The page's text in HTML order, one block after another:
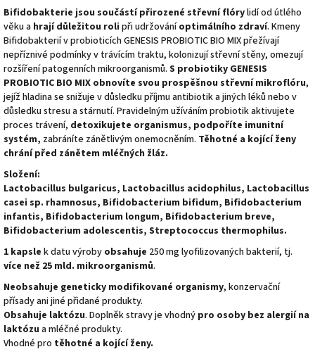
Bifidobakterie jsou součástí přirozené střevní flórylidí od útlého
věku a hrají důležitou roli při udržováníoptimálního zdraví. Kmeny
Bifidobakterií v ​​probioticích GENESIS PROBIOTIC BIO MIX přežívají
nepříznivé podmínky v trávícím traktu, kolonizují střevní stěny, omezují
rozšíření patogenních mikroorganismů. S probiotiky GENESIS
PROBIOTIC BIO MIX obnovíte svou prospěšnou střevní mikroflóru,
jejíž hladina se snižuje v důsledku příjmu antibiotik a jiných léků nebo v
důsledku stresu a stárnutí. Pravidelným užíváním probiotik aktivujete
proces trávení, detoxikujete organismus, podpoříte imunitní
systém, zabráníte zánětlivým onemocněním. Těhotné a kojící ženy
chrání před zánětem mléčných žláz.
Složení:
Lactobacillus bulgaricus, Lactobacillus acidophilus, Lactobacillus
casei sp. rhamnosus, Bifidobacterium bifidum, Bifidobacterium
infantis, Bifidobacterium longum, Bifidobacterium breve,
Bifidobacterium adolescentis, Streptococcus thermophilus.
1 kapsle k datu výroby obsahuje 250 mg lyofilizovaných bakterií, tj.
více než 25 mld. mikroorganismů.
Neobsahuje geneticky modifikované organismy, konzervační
přísady ani jiné přidané produkty.
Obsahuje laktózu. Doplněk stravy je vhodný pro osoby bez alergií na
laktózu a mléčné produkty.
Vhodné pro těhotné a kojící ženy.